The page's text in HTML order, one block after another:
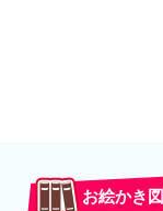
お絵かき